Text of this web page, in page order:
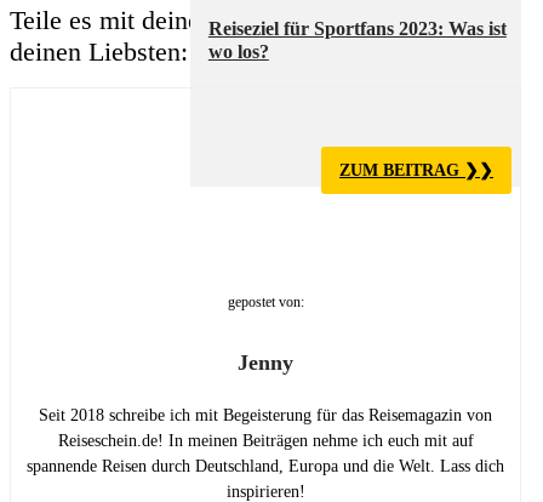
Reiseziel für Sportfans 2023: Was ist
wo los?
ZUM BEITRAG
Teile es mit deinen Freunden: deiner Familie:
deinen Liebsten:
deinen Bekannten:
gepostet von:
Jenny
Seit 2018 schreibe ich mit Begeisterung für das Reisemagazin von
Reiseschein.de! In meinen Beiträgen nehme ich euch mit auf
spannende Reisen durch Deutschland, Europa und die Welt. Lass dich
inspirieren!